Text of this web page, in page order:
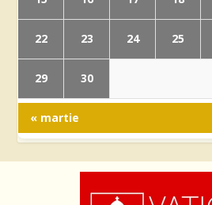
22 23 24 25
29 30
« martie